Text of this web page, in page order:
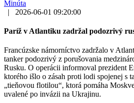
Minúta
|
2026-06-01 09:20:00
Paríž v Atlantiku zadržal podozrivý
Francúzske námorníctvo zadržalo v
tanker podozrivý z porušovania
Rusku. O operácii informoval prezident
ktorého išlo o zásah proti lodi spojenej s
„tieňovou flotilou“, ktorá pomáha
uvalené po invázii na Ukrajinu.